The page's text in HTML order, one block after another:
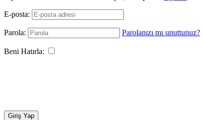
E-posta:
Parola: Parolanızı mı unuttunuz?
Beni Hatırla:
Giriş Yap